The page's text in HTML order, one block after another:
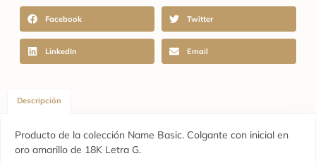
Facebook Twitter
LinkedIn Email
Descripción
Producto de la colección Name Basic. Colgante con inicial en
oro amarillo de 18K Letra G.